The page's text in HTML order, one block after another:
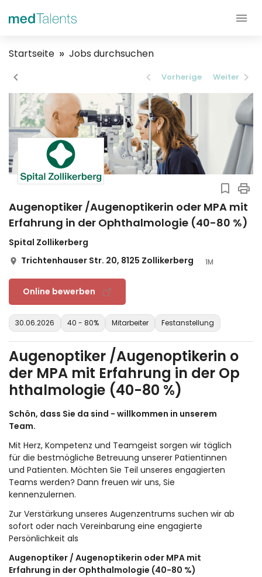
Startseite Jobs durchsuchen
Vorherige Weiter
Augenoptiker /Augenoptikerin oder MPA mit
Erfahrung in der Ophthalmologie (40-80 %)
Spital Zollikerberg
Trichtenhauser Str. 20, 8125 Zollikerberg
1M
Online bewerben
30.06.2026 40 - 80% Mitarbeiter Festanstellung
Augenoptiker /Augenoptikerin o
der MPA mit Erfahrung in der Op
hthalmologie (40-80 %)
Schön, dass Sie da sind - willkommen in unserem
Team.
Mit Herz, Kompetenz und Teamgeist sorgen wir täglich
für die bestmögliche Betreuung unserer Patientinnen
und Patienten. Möchten Sie Teil unseres engagierten
Teams werden? Dann freuen wir uns, Sie
kennenzulernen.
Zur Verstärkung unseres Augenzentrums suchen wir ab
sofort oder nach Vereinbarung eine engagierte
Persönlichkeit als
Augenoptiker / Augenoptikerin oder MPA mit
Erfahrung in der Ophthalmologie (40-80 %)